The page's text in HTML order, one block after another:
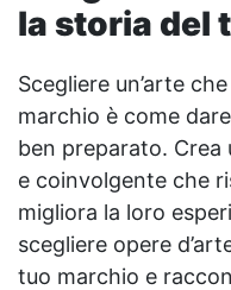
la storia del
Scegliere un’arte
marchio è come
ben preparato. Crea
e coinvolgente che
migliora la loro
scegliere opere
tuo marchio e